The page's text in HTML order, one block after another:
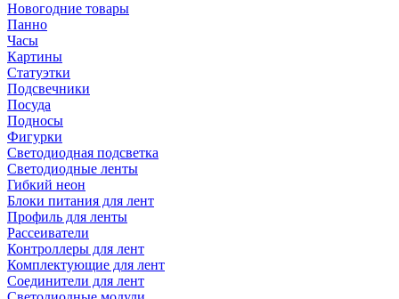
Новогодние товары
Панно
Часы
Картины
Статуэтки
Подсвечники
Посуда
Подносы
Фигурки
Светодиодная подсветка
Светодиодные ленты
Гибкий неон
Блоки питания для лент
Профиль для ленты
Рассеиватели
Контроллеры для лент
Комплектующие для лент
Соединители для лент